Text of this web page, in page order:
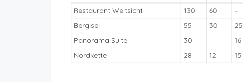
Restaurant Weitsicht
130 60 –
Bergisel
55 30 25
Panorama Suite
30 – 16
Nordkette
28 12 15